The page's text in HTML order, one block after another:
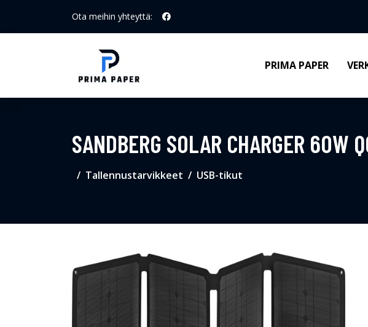
Ota meihin yhteyttä:
PRIMA PAPER
SANDBERG SOLAR CHARGER 60W
Tallennustarvikkeet USB-tikut